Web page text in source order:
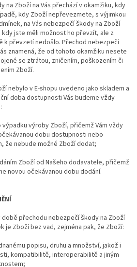
na Zboží na Vás přechází v okamžiku, kdy
kdy Zboží nepřevezmete, s výjimkou
na Vás nebezpečí škody na Zboží
jste měli možnost ho převzít, ale z
k převzetí nedošlo. Přechod nebezpečí
znamená, že od tohoto okamžiku nesete
se ztrátou, zničením, poškozením či
Zboží.
nebylo v E-shopu uvedeno jako skladem a
doba dostupnosti Vás budeme vždy
výpadku výroby Zboží, přičemž Vám vždy
dobu dostupnosti nebo
že nebude možné Zboží dodat;
Zboží od Našeho dodavatele, přičemž
novou očekávanou dobu dodání.
době přechodu nebezpečí škody na Zboží
je Zboží bez vad, zejména pak, že Zboží:
popisu, druhu a množství, jakož i
kompatibilitě, interoperabilitě a jiným